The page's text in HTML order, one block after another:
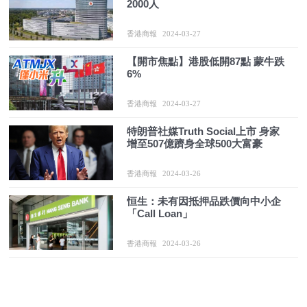
2000人
香港商報 2024-03-27
【開市焦點】港股低開87點 蒙牛跌
6%
香港商報 2024-03-27
特朗普社媒Truth Social上市 身家
增至507億躋身全球500大富豪
香港商報 2024-03-26
恒生：未有因抵押品跌價向中小企
「Call Loan」
香港商報 2024-03-26